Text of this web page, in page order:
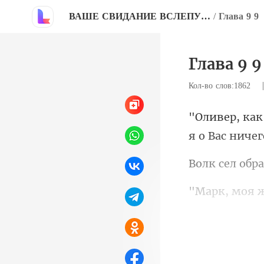
ВАШЕ СВИДАНИЕ ВСЛЕПУЮ, ЭТО БЫЛ Я, ПАПА / Глава 9 9
Глава 9 9
Кол-во слов:1862